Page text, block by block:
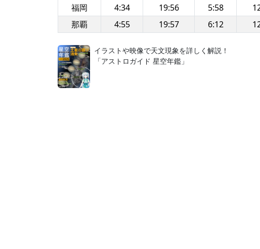
福岡
4:34 19:56 5:58
那覇
4:55 19:57 6:12
イラストや映像で天文現象を詳しく解説！
「アストロガイド 星空年鑑」